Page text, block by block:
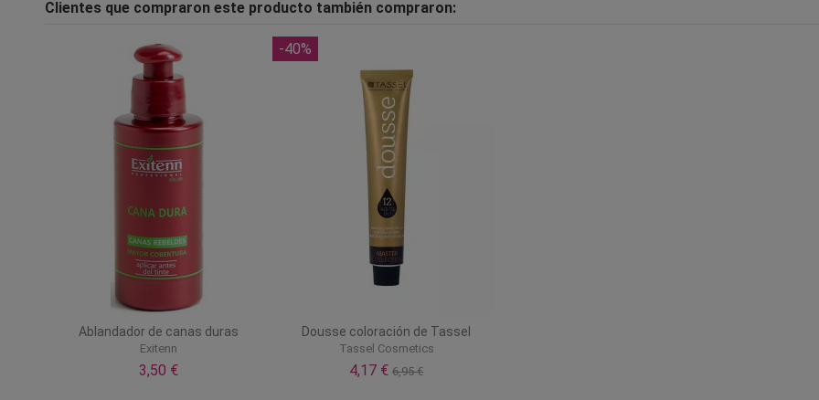
Clientes que compraron este producto también compraron:
Ablandador de canas duras
Exitenn
3,50 €
-40%
Dousse coloración de Tassel
Tassel Cosmetics
4,17 €6,95 €